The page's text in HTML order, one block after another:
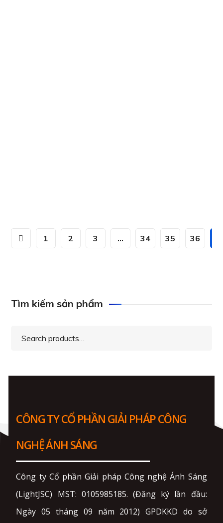
1 2 3 … 34 35 36
Tìm kiếm sản phẩm
Search
CÔNG TY CỔ PHẦN GIẢI PHÁP CÔNG
NGHỆ ÁNH SÁNG
Công ty Cổ phần Giải pháp Công nghệ Ánh Sáng
(LightJSC) MST: 0105985185. (Đăng ký lần đầu:
Ngày 05 tháng 09 năm 2012) GPDKKD do sở